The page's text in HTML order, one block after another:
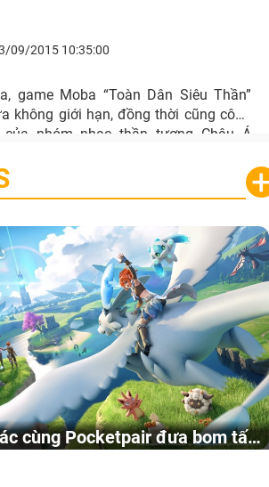
09/2015 10:35:00
game Moba “Toàn Dân Siêu Thần”
không giới hạn, đồng thời cũng công
trở thành đại sứ của game.
cùng Pocketpair đưa bom tấn